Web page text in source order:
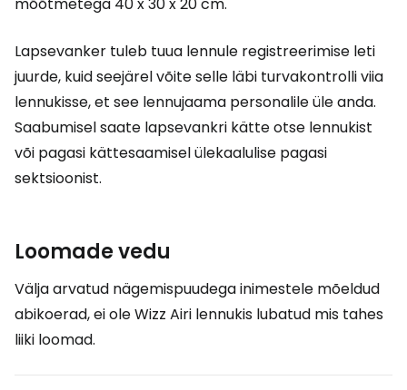
mõõtmetega 40 x 30 x 20 cm.
Lapsevanker tuleb tuua lennule registreerimise leti
juurde, kuid seejärel võite selle läbi turvakontrolli viia
lennukisse, et see lennujaama personalile üle anda.
Saabumisel saate lapsevankri kätte otse lennukist
või pagasi kättesaamisel ülekaalulise pagasi
sektsioonist.
Loomade vedu
Välja arvatud nägemispuudega inimestele mõeldud
abikoerad, ei ole Wizz Airi lennukis lubatud mis tahes
liiki loomad.